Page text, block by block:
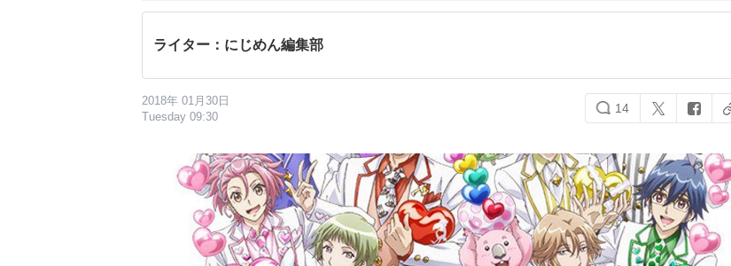
ライター：にじめん編集部
2018年 01月30日
Tuesday 09:30
14